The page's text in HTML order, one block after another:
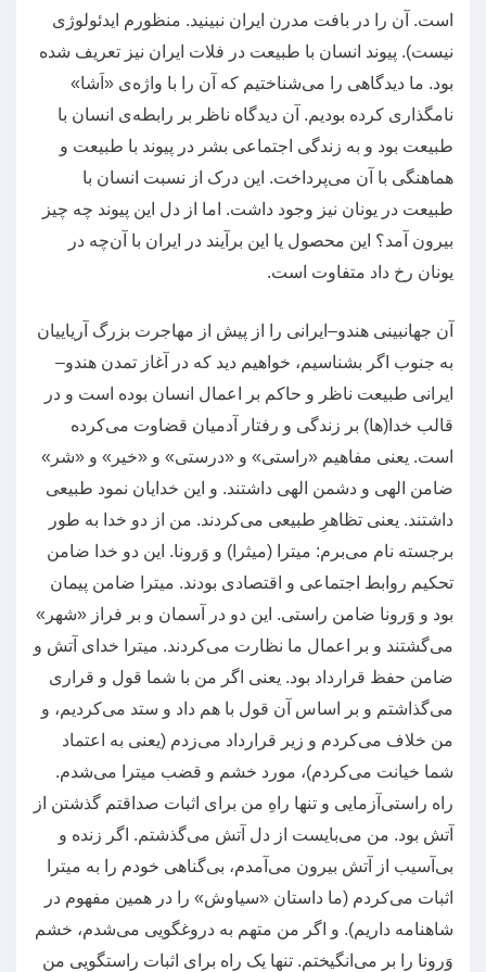
است. آن را در بافت مدرن ایران نبینید. منظورم ایدئولوژی
نیست). پیوند انسان با طبیعت در فلات ایران نیز تعریف شده
بود. ما دیدگاهی را می‌شناختیم که آن را با واژه‌ی « اَشا»
نامگذاری کرده بودیم. آن دیدگاه ناظر بر رابطه‌ی انسان با
طبیعت بود و به زندگی اجتماعی بشر در پیوند با طبیعت و
هماهنگی با آن می‌پرداخت. این درک از نسبت انسان با
طبیعت در یونان نیز وجود داشت. اما از دل این پیوند چه چیز
بیرون آمد؟ این محصول یا این برآیند در ایران با آن‌چه در
یونان رخ داد متفاوت است.
آن جهانبینی هندو– ایرانی را از پیش از مهاجرت بزرگ آریاییان
به جنوب اگر بشناسیم، خواهیم دید که در آغاز تمدن هندو–
ایرانی طبیعت ناظر و حاکم بر اعمال انسان بوده است و در
قالب خدا (ها) بر زندگی و رفتار آدمیان قضاوت می‌کرده
است. یعنی مفاهیم «راستی» و «درستی» و «خیر » و «شر »
ضامن الهی و دشمن الهی داشتند. و این خدایان نمود طبیعی
داشتند. یعنی تظاهرِ طبیعی می‌کردند. من از دو خدا به طور
برجسته نام می‌برم: میترا (میثرا ) و وَرونا. این دو خدا ضامن
تحکیم روابط اجتماعی و اقتصادی بودند. میترا ضامن پیمان
بود و وَرونا ضامن راستی. این دو در آسمان و بر فراز «شهر »
می‌گشتند و بر اعمال ما نظارت می‌کردند. میترا خدای آتش و
ضامن حفظ قرارداد بود. یعنی اگر من با شما قول و قراری
می‌گذاشتم و بر اساس آن قول با هم داد و ستد می‌کردیم، و
من خلاف می‌کردم و زیر قرارداد می‌زدم (یعنی به اعتماد
شما خیانت می‌کردم)، مورد خشم و قضب میترا می‌شدم.
راه راستی‌آزمایی و تنها راهِ من برای اثبات صداقتم گذشتن از
آتش بود. من می‌بایست از دل آتش می‌گذشتم. اگر زنده و
بی‌آسیب از آتش بیرون می‌آمدم، بی‌گناهی‌ خودم را به میترا
اثبات می‌کردم (ما داستان «سیاوش» را در همین مفهوم در
شاهنامه داریم). و اگر من متهم به دروغگویی می‌شدم، خشم
وَرونا را بر می‌انگیختم. تنها یک راه برای اثبات راستگویی من